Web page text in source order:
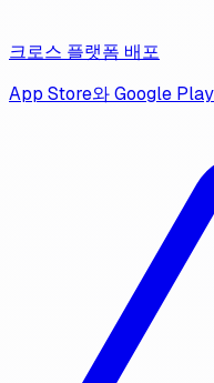
크로스 플랫폼 배포
App Store와 Google